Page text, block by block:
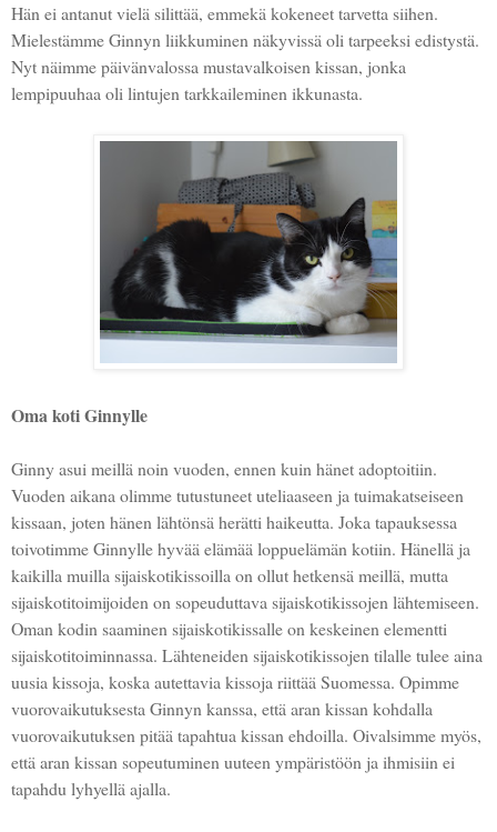
Hän ei antanut vielä silittää, emmekä kokeneet tarvetta siihen.
Mielestämme Ginnyn liikkuminen näkyvissä oli tarpeeksi edistystä.
Nyt näimme päivänvalossa mustavalkoisen kissan, jonka
lempipuuhaa oli lintujen tarkkaileminen ikkunasta.
Oma koti Ginnylle
Ginny asui meillä noin vuoden, ennen kuin hänet adoptoitiin.
Vuoden aikana olimme tutustuneet uteliaaseen ja tuimakatseiseen
kissaan, joten hänen lähtönsä herätti haikeutta. Joka tapauksessa
toivotimme Ginnylle hyvää elämää loppuelämän kotiin. Hänellä ja
kaikilla muilla sijaiskotikissoilla on ollut hetkensä meillä, mutta
sijaiskotitoimijoiden on sopeuduttava sijaiskotikissojen lähtemiseen.
Oman kodin saaminen sijaiskotikissalle on keskeinen elementti
sijaiskotitoiminnassa. Lähteneiden sijaiskotikissojen tilalle tulee aina
uusia kissoja, koska autettavia kissoja riittää Suomessa. Opimme
vuorovaikutuksesta Ginnyn kanssa, että aran kissan kohdalla
vuorovaikutuksen pitää tapahtua kissan ehdoilla. Oivalsimme myös,
että aran kissan sopeutuminen uuteen ympäristöön ja ihmisiin ei
tapahdu lyhyellä ajalla.